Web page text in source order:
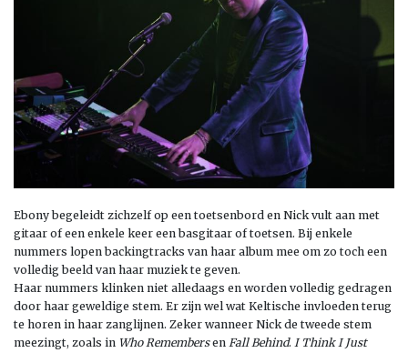
Ebony begeleidt zichzelf op een toetsenbord en Nick vult aan met
gitaar of een enkele keer een basgitaar of toetsen. Bij enkele
nummers lopen backingtracks van haar album mee om zo toch een
volledig beeld van haar muziek te geven.
Haar nummers klinken niet alledaags en worden volledig gedragen
door haar geweldige stem. Er zijn wel wat Keltische invloeden terug
te horen in haar zanglijnen. Zeker wanneer Nick de tweede stem
meezingt, zoals in Who Remembersen Fall Behind. I Think I Just